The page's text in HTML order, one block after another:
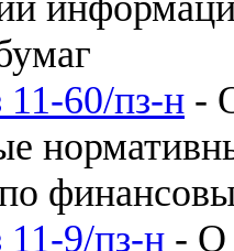
11-60/пз-н -
11-9/пз-н - О